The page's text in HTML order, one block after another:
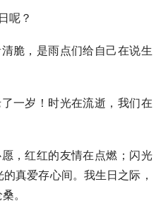
呢？
脆，是雨点们给自己在说生
一岁！时光在流逝，我们在
，红红的友情在点燃；闪光
真爱存心间。我生日之际，
。